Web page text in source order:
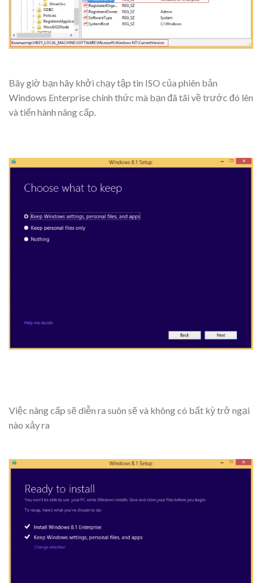
Bây giờ bạn hãy khởi chạy tập tin ISO của phiên bản
Windows Enterprise chính thức mà bạn đã tãi về trước đó lên
và tiến hành nâng cấp.
Việc nâng cấp sẽ diễn ra suôn sẽ và không có bất kỳ trở ngại
nào xảy ra